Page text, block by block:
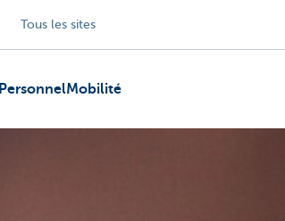
Tous les sites
PersonnelMobilité